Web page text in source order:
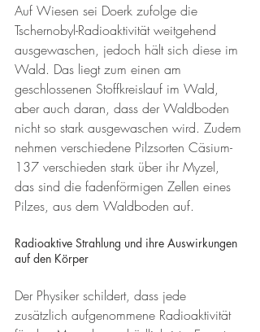
Auf Wiesen sei Doerk zufolge die
Tschernobyl-Radioaktivität weitgehend
ausgewaschen, jedoch hält sich diese im
Wald. Das liegt zum einen am
geschlossenen Stoffkreislauf im Wald,
aber auch daran, dass der Waldboden
nicht so stark ausgewaschen wird. Zudem
nehmen verschiedene Pilzsorten Cäsium-
137 verschieden stark über ihr Myzel,
das sind die fadenförmigen Zellen eines
Pilzes, aus dem Waldboden auf.
Radioaktive Strahlung und ihre Auswirkungen
auf den Körper
Der Physiker schildert, dass jede
zusätzlich aufgenommene Radioaktivität